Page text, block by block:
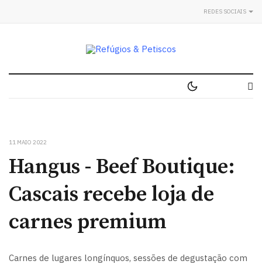
REDES SOCIAIS
11 MAIO 2022
Hangus - Beef Boutique:
Cascais recebe loja de
carnes premium
Carnes de lugares longínquos, sessões de degustação com